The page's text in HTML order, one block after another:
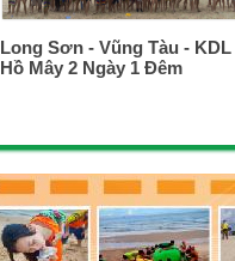
Long Sơn - Vũng Tàu - KDL
Hồ Mây 2 Ngày 1 Đêm